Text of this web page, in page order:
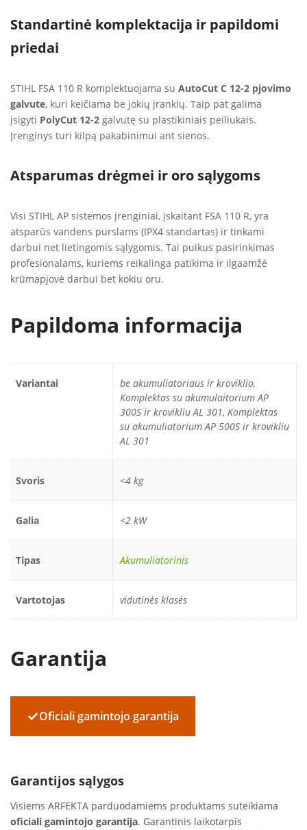
Standartinė komplektacija ir papildomi
priedai
STIHL FSA 110 R komplektuojama su AutoCut C 12-2 pjovimo
galvute, kuri keičiama be jokių įrankių. Taip pat galima
įsigyti PolyCut 12-2 galvutę su plastikiniais peiliukais.
Įrenginys turi kilpą pakabinimui ant sienos.
Atsparumas drėgmei ir oro sąlygoms
Visi STIHL AP sistemos įrenginiai, įskaitant FSA 110 R, yra
atsparūs vandens purslams (IPX4 standartas) ir tinkami
darbui net lietingomis sąlygomis. Tai puikus pasirinkimas
profesionalams, kuriems reikalinga patikima ir ilgaamžė
krūmapjovė darbui bet kokiu oru.
Papildoma informacija
Variantai
be akumuliatoriaus ir kroviklio,
Komplektas su akumulaitorium AP
300S ir krovikliu AL 301, Komplektas
su akumuliatorium AP 500S ir krovikliu
AL 301
Svoris <4 kg
Galia <2 kW
Tipas Akumuliatorinis
Vartotojas vidutinės klasės
Garantija
✓Oficiali gamintojo garantija
Garantijos sąlygos
Visiems ARFEKTA parduodamiems produktams suteikiama
oficiali gamintojo garantija. Garantinis laikotarpis